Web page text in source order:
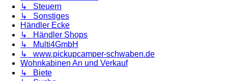
↳ Steuern
↳ Sonstiges
Händler Ecke
↳ Händler Shops
↳ Multi4GmbH
↳ www.pickupcamper-schwaben.de
Wohnkabinen An und Verkauf
↳ Biete